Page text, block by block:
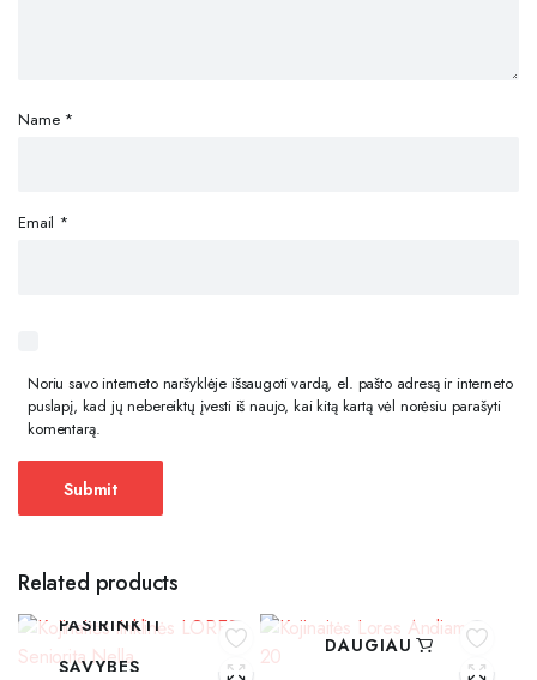
Name *
Email *
Noriu savo interneto naršyklėje išsaugoti vardą, el. pašto adresą ir interneto
puslapį, kad jų nebereiktų įvesti iš naujo, kai kitą kartą vėl norėsiu parašyti
komentarą.
Related products
PASIRINKTI
SAVYBES
DAUGIAU